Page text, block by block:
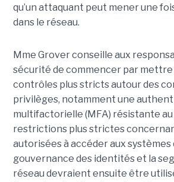
qu’un attaquant peut mener une
dans le réseau.
Mme Grover conseille aux
sécurité de commencer par mettre
contrôles plus stricts autour des
privilèges, notamment une
multifactorielle (MFA) résistante
restrictions plus strictes
autorisées à accéder aux systèmes
gouvernance des identités et la
réseau devraient ensuite être